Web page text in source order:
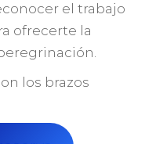
el trabajo
ofrecerte la
los brazos